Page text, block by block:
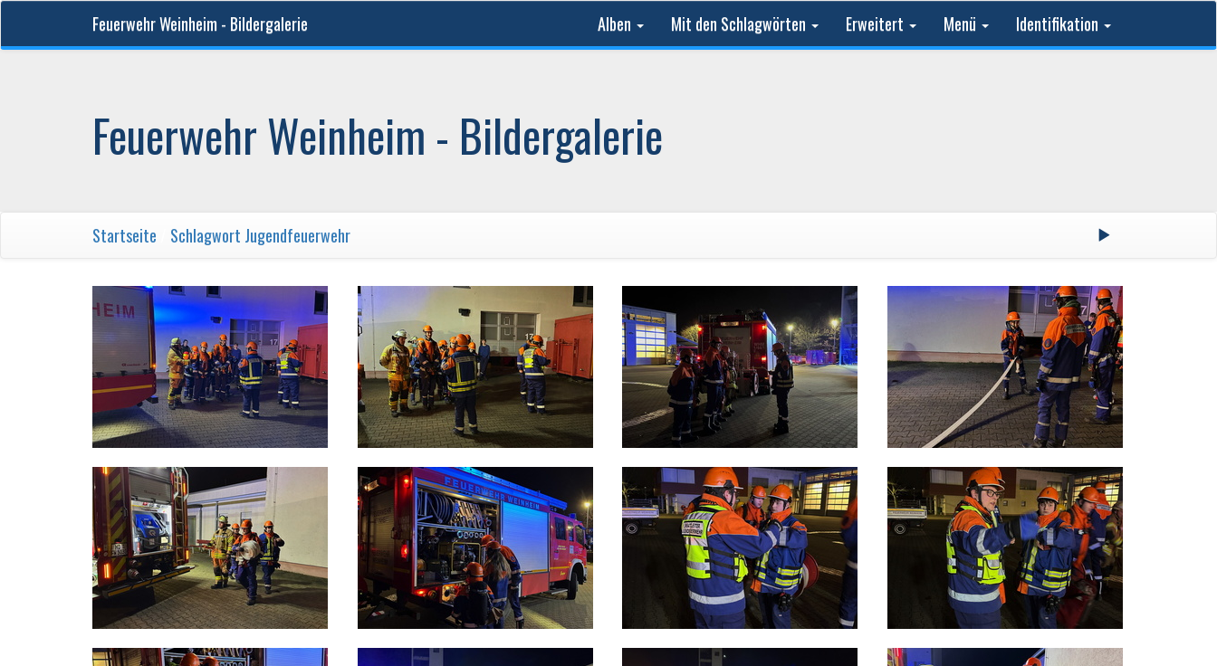
Feuerwehr Weinheim - Bildergalerie Alben Mit den Schlagwörten Erweitert Menü Identifikation
Feuerwehr Weinheim - Bildergalerie
Startseite Schlagwort Jugendfeuerwehr